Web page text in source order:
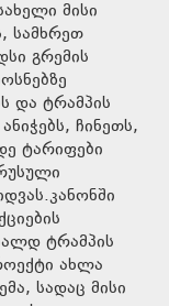
მისი
სამხრეთ
გრემის
და ტრამპის
ჩინეთს,
ტარიფები
ტრამპის
ახლა
სადაც მისი